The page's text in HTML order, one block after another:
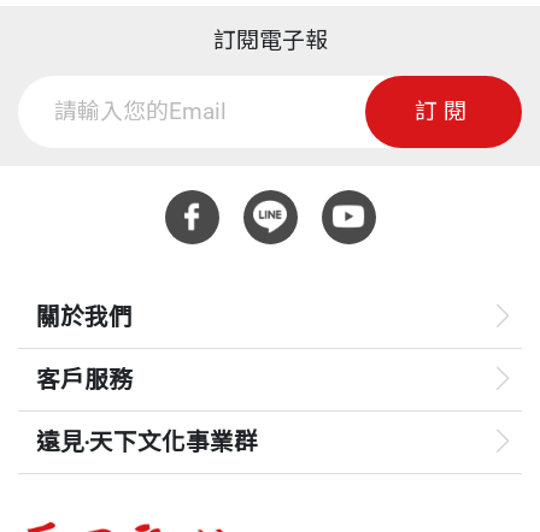
訂閱電子報
訂閱
關於我們
客戶服務
遠見‧天下文化事業群